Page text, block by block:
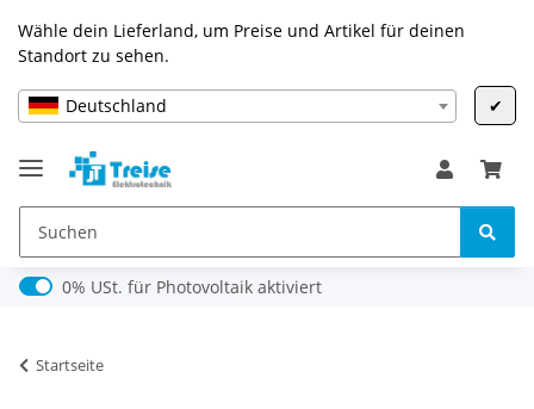
Wähle dein Lieferland, um Preise und Artikel für deinen
Standort zu sehen.
Deutschland ✔
0% USt. für Photovoltaik (§ 12 Abs. 3 UStG)
0% USt. für Photovoltaik aktiviert
Startseite